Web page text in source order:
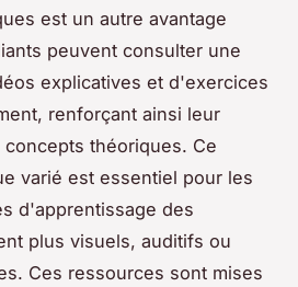
est un autre avantage
peuvent consulter une
explicatives et d'exercices
renforçant ainsi leur
théoriques. Ce
varié est essentiel pour les
d'apprentissage des
plus visuels, auditifs ou
Ces ressources sont mises